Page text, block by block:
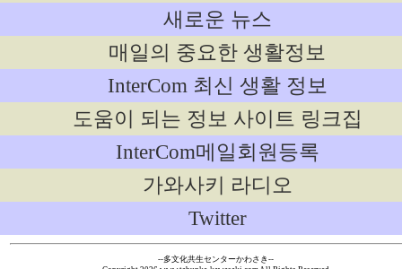
새로운 뉴스
매일의 중요한 생활정보
InterCom 최신 생활 정보
도움이 되는 정보 사이트 링크집
InterCom메일회원등록
가와사키 라디오
Twitter
--多文化共生センターかわさき--